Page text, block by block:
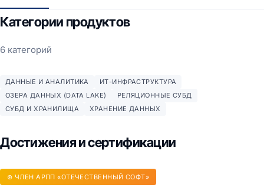
Категории продуктов
6 категорий
ДАННЫЕ И АНАЛИТИКА
ИТ-ИНФРАСТРУКТУРА
ОЗЕРА ДАННЫХ (DATA LAKE)
РЕЛЯЦИОННЫЕ СУБД
СУБД И ХРАНИЛИЩА
ХРАНЕНИЕ ДАННЫХ
Достижения и сертификации
⊛ ЧЛЕН АРПП «ОТЕЧЕСТВЕННЫЙ СОФТ»